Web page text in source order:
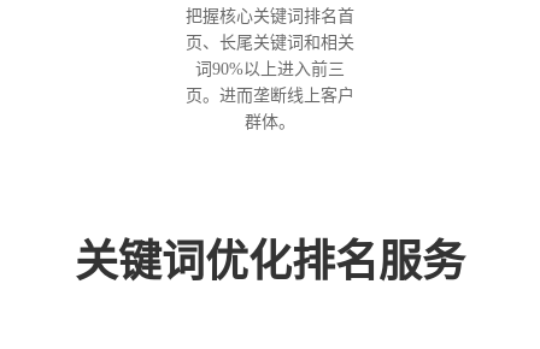
把握核心关键词排名首
页、长尾关键词和相关
词90%以上进入前三
页。进而垄断线上客户
群体。
关键词优化排名服务